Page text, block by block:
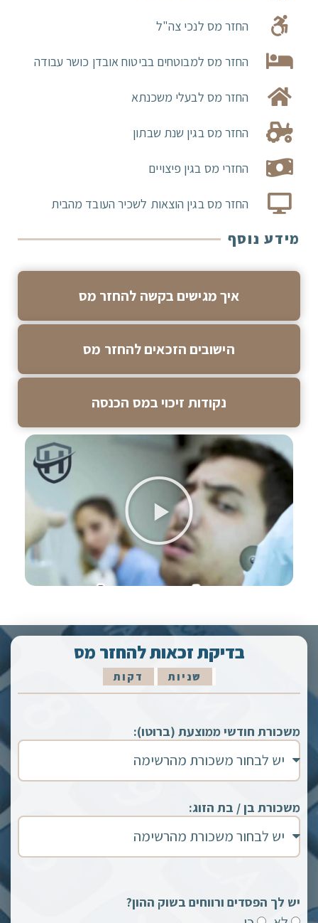
החזר מס לנכי צה"ל
החזר מס למבוטחים בביטוח אובדן כושר עבודה
החזר מס לבעלי משכנתא
החזר מס בגין שנת שבתון
החזרי מס בגין פיצויים
החזר מס בגין הוצאות לשכיר העובד מהבית
מידע נוסף
איך מגישים בקשה להחזר מס
הישובים הזכאים להחזר מס
נקודות זיכוי במס הכנסה
בדיקת זכאות להחזר מס
דקות שניות
משכורת חודשי ממוצעת (ברוטו):
משכורת בן / בת הזוג:
יש לך הפסדים ורווחים בשוק ההון?